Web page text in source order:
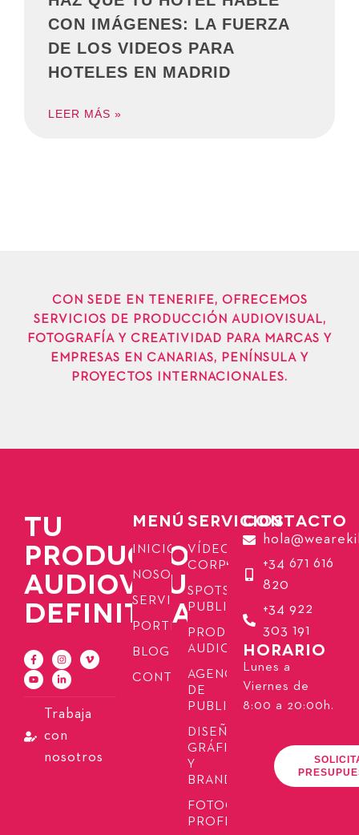
CON IMÁGENES: LA FUERZA
DE LOS VIDEOS PARA
HOTELES EN MADRID
LEER MÁS »
CON SEDE EN TENERIFE, OFRECEMOS
SERVICIOS DE PRODUCCIÓN AUDIOVISUAL,
FOTOGRAFÍA Y CREATIVIDAD PARA MARCAS Y
EMPRESAS EN CANARIAS, PENÍNSULA Y
PROYECTOS INTERNACIONALES.
TU
PRODUCTORA
AUDIOVISUAL
DEFINITIVA
Trabaja
con
nosotros
MENÚ
INICIO
NOSOTROS
SERVICIOS
PORTFOLIO
BLOG
CONTACTO
SERVICIOS
VÍDEOS
CORPORATIVOS
SPOTS
PUBLICITARIOS
PRODUCCIÓN
AUDIOVISUAL
AGENCIA
DE
PUBLICIDAD
DISEÑO
GRÁFICO
Y
BRANDING
FOTOGRAFÍA
PROFESIONAL
CONTACTO
+34 671 616
820
+34 922
303 191
HORARIO
Lunes a
Viernes de
8:00 a 20:00h.